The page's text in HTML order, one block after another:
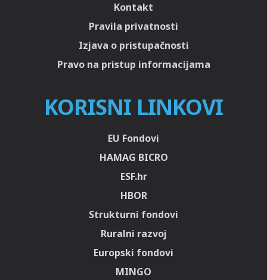
Kontakt
Pravila privatnosti
Izjava o pristupačnosti
Pravo na pristup informacijama
KORISNI LINKOVI
EU Fondovi
HAMAG BICRO
ESF.hr
HBOR
Strukturni fondovi
Ruralni razvoj
Europski fondovi
MINGO